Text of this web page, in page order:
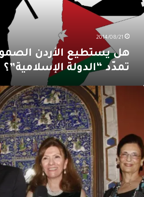
“الدولة
الإسلامية”؟
2014/08/21
هل يستطيع الأردن
تمدّد “الدولة الإسلامية”؟
لبنان